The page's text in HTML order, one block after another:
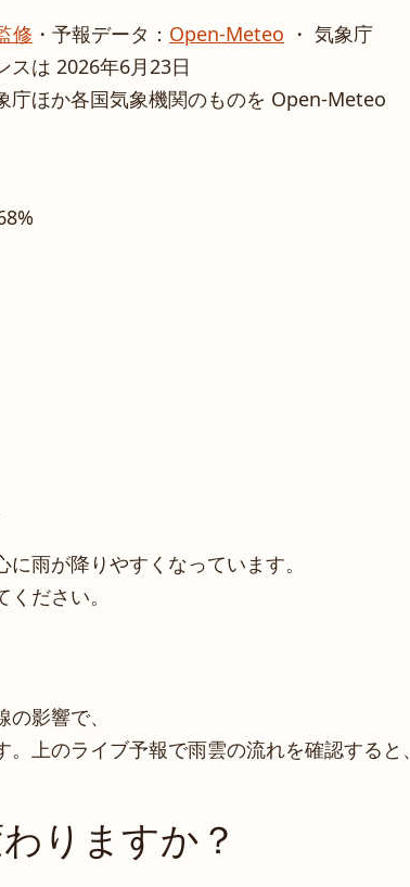
修 ・ 予報データ： Open-Meteo ・ 気象庁
スは 2026年6月23日
庁ほか各国気象機関のものを Open-Meteo
雨が降りやすくなっています。
ださい。
影響で、
上のライブ予報で雨雲の流れを確認すると、
りますか？